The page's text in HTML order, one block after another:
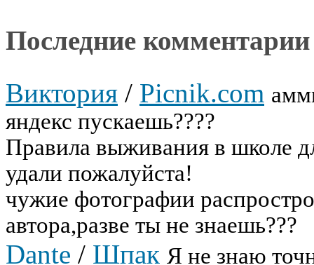
Последние комментарии
Виктория / Picnik.com
яндекс пускаешь????
Правила выживания в школе
удали пожалуйста!
чужие фотографии
автора,разве ты не знаешь???
Dante / Шпак Я не знаю